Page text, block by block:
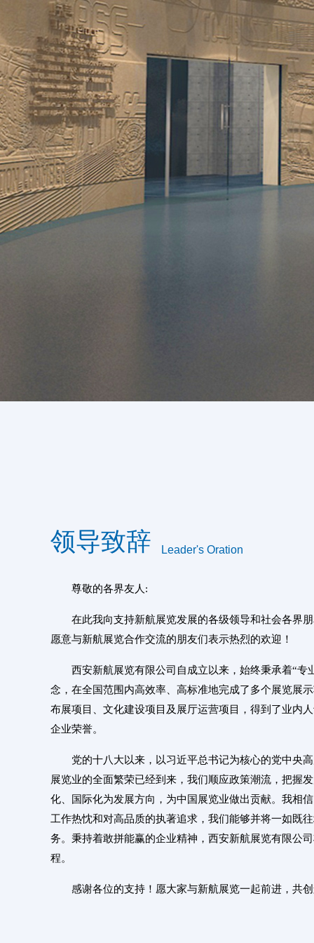
领导致辞 Leader's Oration
尊敬的各界友人:
在此我向支持新航展览发展的各级领导和社会各界
愿意与新航展览合作交流的朋友们表示热烈的欢迎！
西安新航展览有限公司自成立以来，始终秉承着“专
念，在全国范围内高效率、高标准地完成了多个展览展
布展项目、文化建设项目及展厅运营项目，得到了业内
企业荣誉。
党的十八大以来，以习近平总书记为核心的党中央
展览业的全面繁荣已经到来，我们顺应政策潮流，把握
化、国际化为发展方向，为中国展览业做出贡献。我相
工作热忱和对高品质的执著追求，我们能够并将一如既
务。秉持着敢拼能赢的企业精神，西安新航展览有限公
程。
感谢各位的支持！愿大家与新航展览一起前进，共